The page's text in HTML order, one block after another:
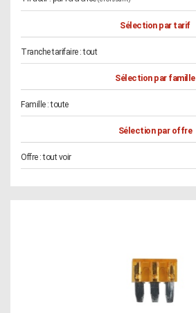
Sélection par tarif
Tranche tarifaire :tout
Sélection par famille
Famille :toute
Sélection par offre
Offre :tout voir